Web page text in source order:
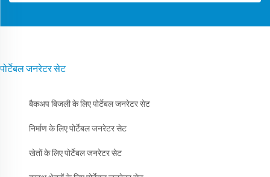
पोर्टेबल जनरेटर सेट
बैकअप बिजली के लिए पोर्टेबल जनरेटर सेट
निर्माण के लिए पोर्टेबल जनरेटर सेट
खेतों के लिए पोर्टेबल जनरेटर सेट